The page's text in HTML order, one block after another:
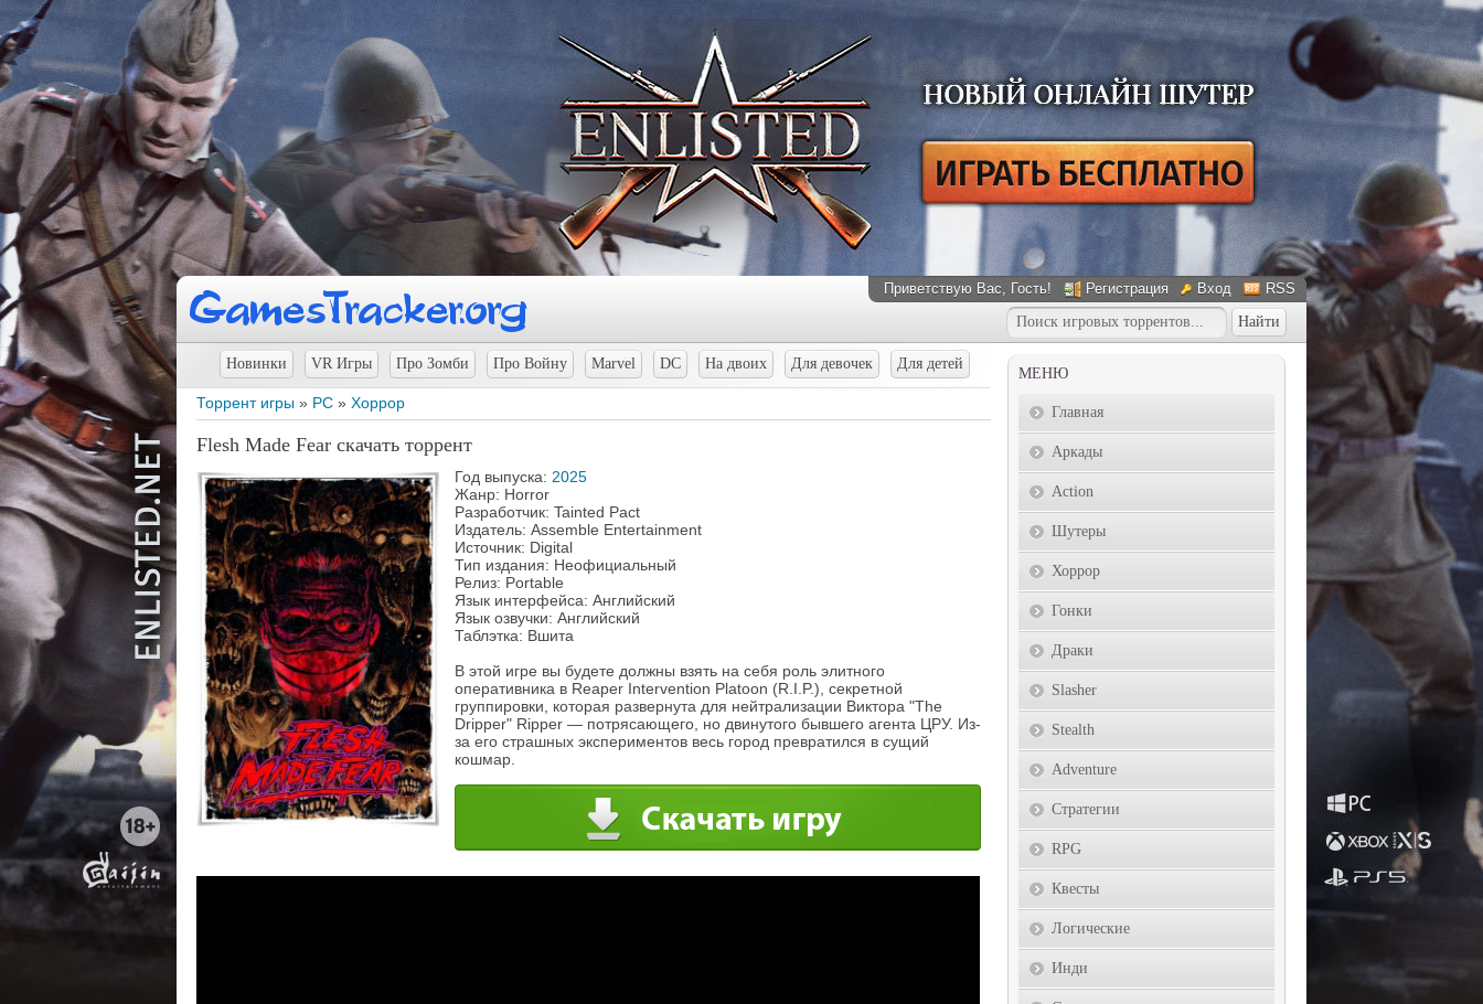
Приветствую Вас, Гость! Регистрация Вход RSS
Новинки VR Игры Про Зомби Про Войну Marvel DC На двоих Для девочек Для детей
Торрент игры » PC » Хоррор
Flesh Made Fear скачать торрент
Год выпуска: 2025
Жанр: Horror
Разработчик: Tainted Pact
Издатель: Assemble Entertainment
Источник: Digital
Тип издания: Неофициальный
Релиз: Portable
Язык интерфейса: Английский
Язык озвучки: Английский
Таблэтка: Вшита
В этой игре вы будете должны взять на себя роль элитного
оперативника в Reaper Intervention Platoon (R.I.P.), секретной
группировки, которая развернута для нейтрализации Виктора "The
Dripper" Ripper — потрясающего, но двинутого бывшего агента ЦРУ. Из-
за его страшных экспериментов весь город превратился в сущий
кошмар.
МЕНЮ
Главная
Аркады
Action
Шутеры
Хоррор
Гонки
Драки
Slasher
Stealth
Adventure
Стратегии
RPG
Квесты
Логические
Инди